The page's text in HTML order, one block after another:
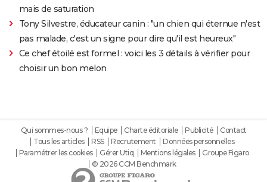
mais de saturation
Tony Silvestre, éducateur canin : "un chien qui éternue n'est
pas malade, c'est un signe pour dire qu'il est heureux"
Ce chef étoilé est formel : voici les 3 détails à vérifier pour
choisir un bon melon
Qui sommes-nous ? Equipe Charte éditoriale Publicité
Contact
Tous les articles
RSS Recrutement
Données personnelles
Paramétrer les cookies
Gérer Utiq Mentions légales
Groupe Figaro
© 2026 CCM Benchmark